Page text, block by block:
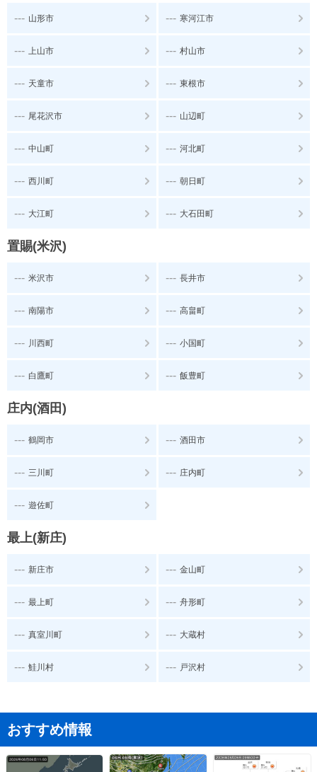
--- 山形市 --- 寒河江市
--- 上山市 --- 村山市
--- 天童市 --- 東根市
--- 尾花沢市 --- 山辺町
--- 中山町 --- 河北町
--- 西川町 --- 朝日町
--- 大江町 --- 大石田町
置賜(米沢)
--- 米沢市 --- 長井市
--- 南陽市 --- 高畠町
--- 川西町 --- 小国町
--- 白鷹町 --- 飯豊町
庄内(酒田)
--- 鶴岡市 --- 酒田市
--- 三川町 --- 庄内町
--- 遊佐町
最上(新庄)
--- 新庄市 --- 金山町
--- 最上町 --- 舟形町
--- 真室川町 --- 大蔵村
--- 鮭川村 --- 戸沢村
おすすめ情報